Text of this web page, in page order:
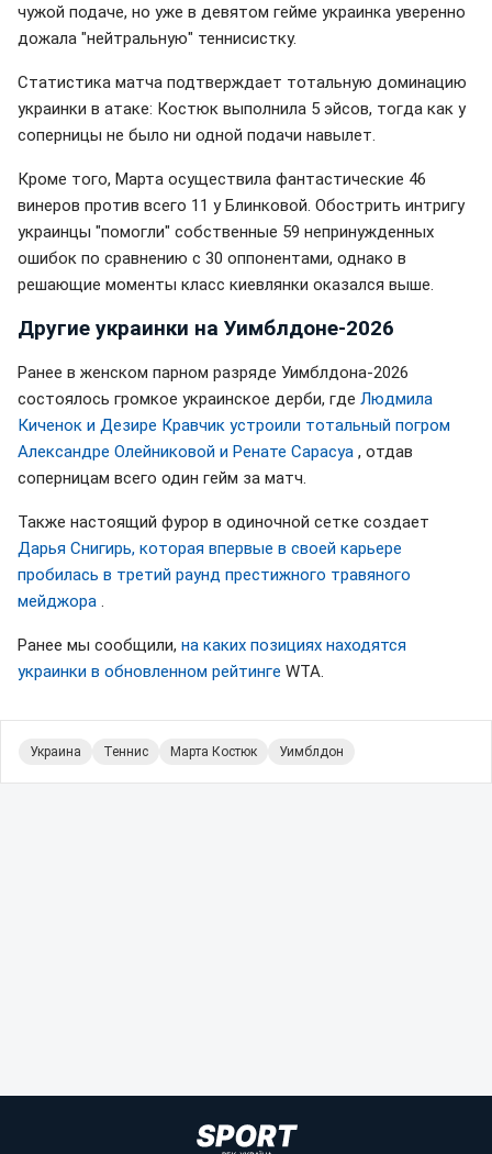
чужой подаче, но уже в девятом гейме украинка уверенно
дожала "нейтральную" теннисистку.
Статистика матча подтверждает тотальную доминацию
украинки в атаке: Костюк выполнила 5 эйсов, тогда как у
соперницы не было ни одной подачи навылет.
Кроме того, Марта осуществила фантастические 46
винеров против всего 11 у Блинковой. Обострить интригу
украинцы "помогли" собственные 59 непринужденных
ошибок по сравнению с 30 оппонентами, однако в
решающие моменты класс киевлянки оказался выше.
Другие украинки на Уимблдоне-2026
Ранее в женском парном разряде Уимблдона-2026
состоялось громкое украинское дерби, где Людмила
Киченок и Дезире Кравчик устроили тотальный погром
Александре Олейниковой и Ренате Сарасуа , отдав
соперницам всего один гейм за матч.
Также настоящий фурор в одиночной сетке создает
Дарья Снигирь, которая впервые в своей карьере
пробилась в третий раунд престижного травяного
мейджора
Ранее мы сообщили, на каких позициях находятся
украинки в обновленном рейтинге WTA.
Украина Теннис Марта Костюк Уимблдон